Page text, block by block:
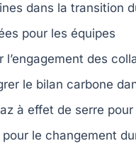
dans la transition
pour les équipes
l’engagement des
le bilan carbone
à effet de serre
le changement